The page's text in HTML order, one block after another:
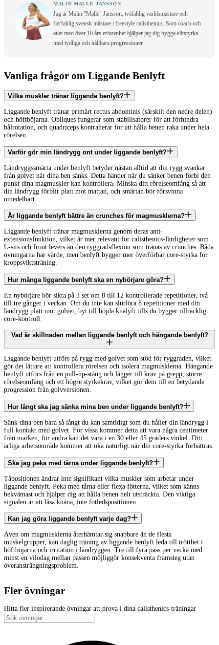
MALIN MALLE JANSSON
Jag är Malin "Malle" Jansson, tvåfaldig världsmästare och
flerfaldig svensk mästare i freestyle calisthenics. Som coach och
atlet med över 10 års erfarenhet hjälper jag dig bygga elitstyrka
med tydliga och hållbara progressioner.
Vanliga frågor om Liggande Benlyft
Vilka muskler tränar liggande benlyft?
Liggande benlyft tränar primärt rectus abdominis (särskilt den nedre delen)
och höftböjarna. Obliques fungerar som stabilisatorer för att förhindra
bålrotation, och quadriceps kontraherar för att hålla benen raka under hela
rörelsen.
Varför gör min ländrygg ont under liggande benlyft?
Ländryggssmärta under benlyft betyder nästan alltid att din rygg svankar
från golvet när dina ben sänks. Detta händer när du sänker benen förbi den
punkt dina magmuskler kan kontrollera. Minska ditt rörelseomfång så att
din ländrygg förblir platt mot mattan, och smärtan bör försvinna
omedelbart.
Är liggande benlyft bättre än crunches för magmusklerna?
Liggande benlyft tränar magmusklerna genom deras anti-
extensionsfunktion, vilket är mer relevant för calisthenics-färdigheter som
L-sits och front levers än den ryggradsflexion som tränas av crunches. Båda
övningarna har värde, men benlyft bygger mer överförbar core-styrka för
kroppsviktsträning.
Hur många liggande benlyft ska en nybörjare göra?
En nybörjare bör sikta på 3 set om 8 till 12 kontrollerade repetitioner, två
till tre gånger i veckan. Om du inte kan slutföra 8 repetitioner med din
ländrygg platt mot golvet, byt till böjda knälyft tills du bygger tillräcklig
core-kontroll.
Vad är skillnaden mellan liggande benlyft och hängande benlyft?
Liggande benlyft utförs på rygg med golvet som stöd för ryggraden, vilket
gör det lättare att kontrollera rörelsen och isolera magmusklerna. Hängande
benlyft utförs från en pull-up-stång och lägger till krav på grepp, större
rörelseomfång och ett högre styrkekrav, vilket gör dem till en betydande
progression från golvversionen.
Hur långt ska jag sänka mina ben under liggande benlyft?
Sänk dina ben bara så långt du kan samtidigt som du håller din ländrygg i
full kontakt med golvet. För vissa kommer detta att vara några centimeter
från marken, för andra kan det vara i en 30 eller 45 graders vinkel. Ditt
ärliga arbetsområde kommer att öka naturligt när din core-styrka förbättras.
Ska jag peka med tårna under liggande benlyft?
Tåpositionen ändrar inte signifikant vilka muskler som arbetar under
liggande benlyft. Peka med tårna eller flexa fötterna, vilket som känns
bekvämast och hjälper dig att hålla benen helt utsträckta. Den viktiga
signalen är att låsa knäna, inte fotledspositionen.
Kan jag göra liggande benlyft varje dag?
Även om magmusklerna återhämtar sig snabbare än de flesta
muskelgrupper, kan daglig träning av liggande benlyft leda till trötthet i
höftböjarna och irritation i ländryggen. Tre till fyra pass per vecka med
minst en vilodag mellan passen möjliggör konsekventa framsteg utan
överansträngningsproblem.
Fler övningar
Hitta fler inspirerande övningar att prova i dina calisthenics-träningar